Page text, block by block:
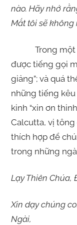
nào. Hãy nhớ
Mắt tôi sẽ không
Trong một
được tiếng gọi
giảng”; và quá
những tiếng
kinh “xin ơn
Calcutta, vị tông
thích hợp để
trong những
Lạy Thiên Chúa,
Xin dạy chúng
Ngài,